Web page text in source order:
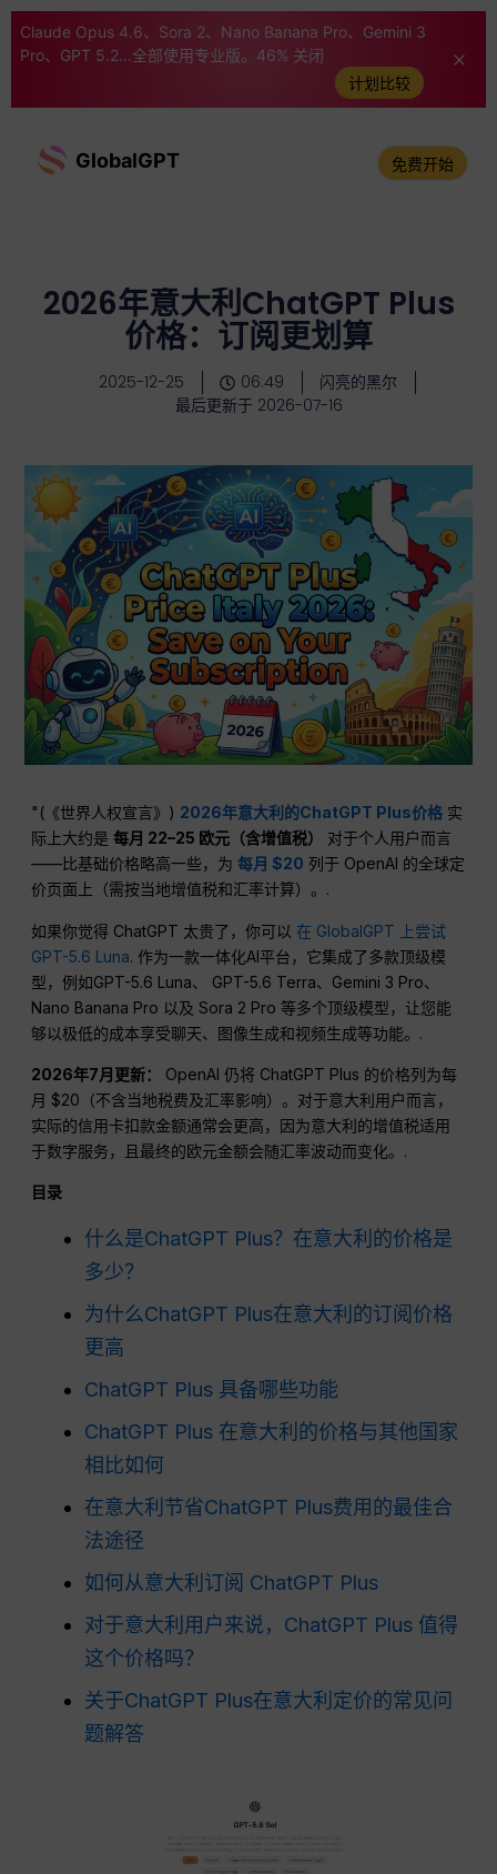
Claude Opus 4.6、Sora 2、Nano Banana Pro、Gemini 3
Pro、GPT 5.2...全部使用专业版。46% 关闭
计划比较
GlobalGPT 免费开始
2026年意大利ChatGPT Plus
价格：订阅更划算
2025-12-25 06:49
闪亮的黑尔
最后更新于 2026-07-16
"(《世界人权宣言》) 2026年意大利的ChatGPT Plus价格 实
际上大约是每月 22–25 欧元（含增值税）
对于个人用户而言
——比基础价格略高一些，为每月 $20 列于 OpenAI 的全球定
价页面上（需按当地增值税和汇率计算）。.
如果你觉得 ChatGPT 太贵了，你可以 在 GlobalGPT 上尝试
GPT-5.6 Luna. 作为一款一体化AI平台，它集成了多款顶级模
型，例如GPT-5.6 Luna、 GPT-5.6 Terra、Gemini 3 Pro、
Nano Banana Pro 以及 Sora 2 Pro 等多个顶级模型，让您能
够以极低的成本享受聊天、图像生成和视频生成等功能。.
2026年7月更新：
OpenAI 仍将 ChatGPT Plus 的价格列为每
月 $20（不含当地税费及汇率影响）。对于意大利用户而言，
实际的信用卡扣款金额通常会更高，因为意大利的增值税适用
于数字服务，且最终的欧元金额会随汇率波动而变化。.
目录
什么是ChatGPT Plus？在意大利的价格是
多少？
为什么ChatGPT Plus在意大利的订阅价格
更高
ChatGPT Plus 具备哪些功能
ChatGPT Plus 在意大利的价格与其他国家
相比如何
在意大利节省ChatGPT Plus费用的最佳合
法途径
如何从意大利订阅 ChatGPT Plus
对于意大利用户来说，ChatGPT Plus 值得
这个价格吗？
关于ChatGPT Plus在意大利定价的常见问
题解答